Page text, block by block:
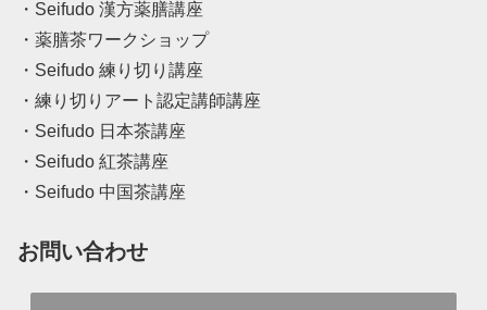
・Seifudo 漢方薬膳講座
・薬膳茶ワークショップ
・Seifudo 練り切り講座
・練り切りアート認定講師講座
・Seifudo 日本茶講座
・Seifudo 紅茶講座
・Seifudo 中国茶講座
お問い合わせ